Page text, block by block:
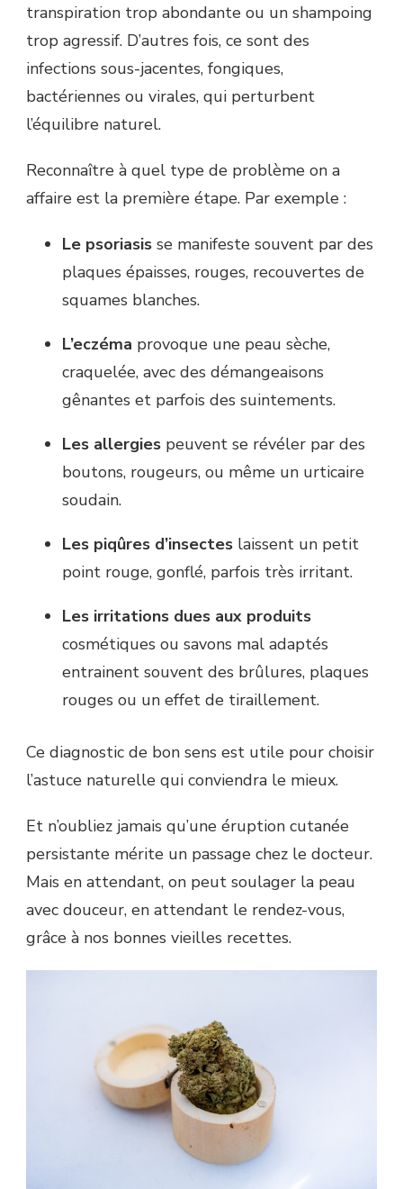
transpiration trop abondante ou un shampoing
trop agressif. D’autres fois, ce sont des
infections sous-jacentes, fongiques,
bactériennes ou virales, qui perturbent
l’équilibre naturel.
Reconnaître à quel type de problème on a
affaire est la première étape. Par exemple :
Le psoriasis se manifeste souvent par des
plaques épaisses, rouges, recouvertes de
squames blanches.
L’eczéma provoque une peau sèche,
craquelée, avec des démangeaisons
gênantes et parfois des suintements.
Les allergies peuvent se révéler par des
boutons, rougeurs, ou même un urticaire
soudain.
Les piqûres d’insectes laissent un petit
point rouge, gonflé, parfois très irritant.
Les irritations dues aux produits
cosmétiques ou savons mal adaptés
entrainent souvent des brûlures, plaques
rouges ou un effet de tiraillement.
Ce diagnostic de bon sens est utile pour choisir
l’astuce naturelle qui conviendra le mieux.
Et n’oubliez jamais qu’une éruption cutanée
persistante mérite un passage chez le docteur.
Mais en attendant, on peut soulager la peau
avec douceur, en attendant le rendez-vous,
grâce à nos bonnes vieilles recettes.